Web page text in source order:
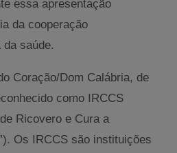
essa apresentação
da cooperação
saúde.
Coração/Dom Calábria, de
como IRCCS
Ricovero e Cura a
Os IRCCS são instituições